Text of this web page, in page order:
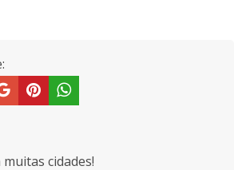
cidades!